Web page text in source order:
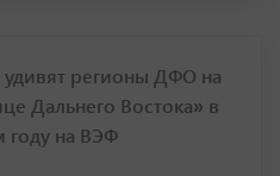
регионы ДФО на
Дальнего Востока» в
году на ВЭФ